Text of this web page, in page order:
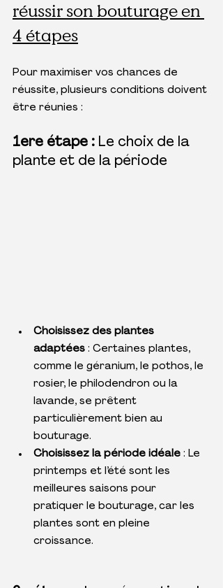
réussir son bouturage en
4 étapes
Pour maximiser vos chances de
réussite, plusieurs conditions doivent
être réunies :
1ere étape : Le choix de la
plante et de la période
Choisissez des plantes
adaptées : Certaines plantes,
comme le géranium, le pothos, le
rosier, le philodendron ou la
lavande, se prêtent
particulièrement bien au
bouturage.
Choisissez la période idéale : Le
printemps et l’été sont les
meilleures saisons pour
pratiquer le bouturage, car les
plantes sont en pleine
croissance.